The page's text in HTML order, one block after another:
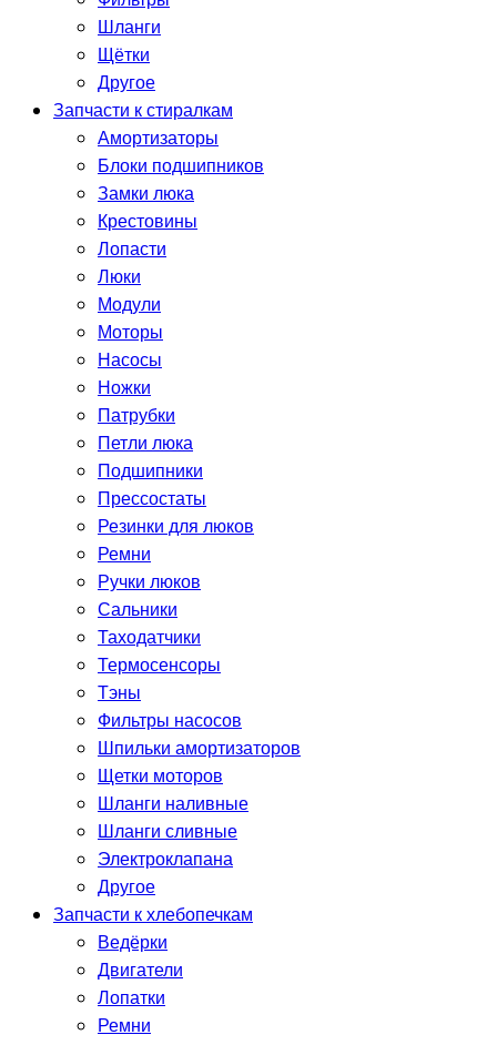
Шланги
Щётки
Другое
Запчасти к стиралкам
Амортизаторы
Блоки подшипников
Замки люка
Крестовины
Лопасти
Люки
Модули
Моторы
Насосы
Ножки
Патрубки
Петли люка
Подшипники
Прессостаты
Резинки для люков
Ремни
Ручки люков
Сальники
Таходатчики
Термосенсоры
Тэны
Фильтры насосов
Шпильки амортизаторов
Щетки моторов
Шланги наливные
Шланги сливные
Электроклапана
Другое
Запчасти к хлебопечкам
Ведёрки
Двигатели
Лопатки
Ремни